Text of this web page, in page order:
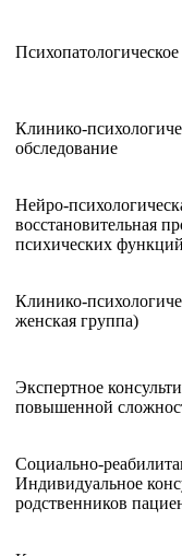
Клинико-
обследование
Нейро-
восстановительная
психических
Клинико-
женская группа)
Экспертное
повышенной
Социально-
Индивидуальное
родственников